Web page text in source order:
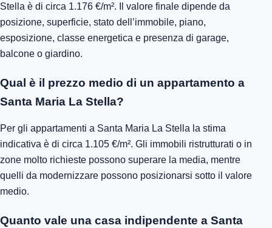
Stella è di circa 1.176 €/m². Il valore finale dipende da
posizione, superficie, stato dell’immobile, piano,
esposizione, classe energetica e presenza di garage,
balcone o giardino.
Qual è il prezzo medio di un appartamento a
Santa Maria La Stella?
Per gli appartamenti a Santa Maria La Stella la stima
indicativa è di circa 1.105 €/m². Gli immobili ristrutturati o in
zone molto richieste possono superare la media, mentre
quelli da modernizzare possono posizionarsi sotto il valore
medio.
Quanto vale una casa indipendente a Santa